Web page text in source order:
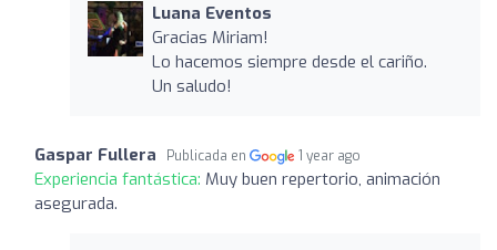
Luana Eventos
Gracias Miriam!
Lo hacemos siempre desde el cariño.
Un saludo!
Gaspar Fullera Publicada en 1 year ago
Experiencia fantástica: Muy buen repertorio, animación
asegurada.